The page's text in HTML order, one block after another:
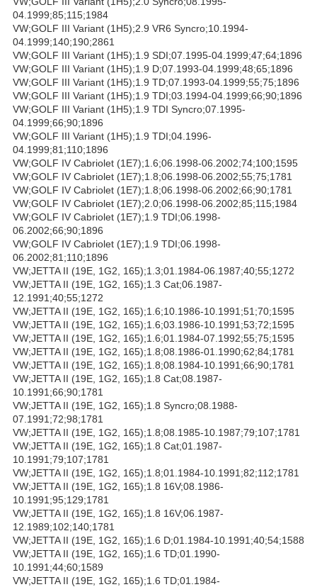
04.1999;85;115;1984
VW;GOLF III Variant (1H5);2.9 VR6 Syncro;10.1994-
04.1999;140;190;2861
VW;GOLF III Variant (1H5);1.9 SDI;07.1995-04.1999;47;64;1896
VW;GOLF III Variant (1H5);1.9 D;07.1993-04.1999;48;65;1896
VW;GOLF III Variant (1H5);1.9 TD;07.1993-04.1999;55;75;1896
VW;GOLF III Variant (1H5);1.9 TDI;03.1994-04.1999;66;90;1896
VW;GOLF III Variant (1H5);1.9 TDI Syncro;07.1995-
04.1999;66;90;1896
VW;GOLF III Variant (1H5);1.9 TDI;04.1996-
04.1999;81;110;1896
VW;GOLF IV Cabriolet (1E7);1.6;06.1998-06.2002;74;100;1595
VW;GOLF IV Cabriolet (1E7);1.8;06.1998-06.2002;55;75;1781
VW;GOLF IV Cabriolet (1E7);1.8;06.1998-06.2002;66;90;1781
VW;GOLF IV Cabriolet (1E7);2.0;06.1998-06.2002;85;115;1984
VW;GOLF IV Cabriolet (1E7);1.9 TDI;06.1998-
06.2002;66;90;1896
VW;GOLF IV Cabriolet (1E7);1.9 TDI;06.1998-
06.2002;81;110;1896
VW;JETTA II (19E, 1G2, 165);1.3;01.1984-06.1987;40;55;1272
VW;JETTA II (19E, 1G2, 165);1.3 Cat;06.1987-
12.1991;40;55;1272
VW;JETTA II (19E, 1G2, 165);1.6;10.1986-10.1991;51;70;1595
VW;JETTA II (19E, 1G2, 165);1.6;03.1986-10.1991;53;72;1595
VW;JETTA II (19E, 1G2, 165);1.6;01.1984-07.1992;55;75;1595
VW;JETTA II (19E, 1G2, 165);1.8;08.1986-01.1990;62;84;1781
VW;JETTA II (19E, 1G2, 165);1.8;08.1984-10.1991;66;90;1781
VW;JETTA II (19E, 1G2, 165);1.8 Cat;08.1987-
10.1991;66;90;1781
VW;JETTA II (19E, 1G2, 165);1.8 Syncro;08.1988-
07.1991;72;98;1781
VW;JETTA II (19E, 1G2, 165);1.8;08.1985-10.1987;79;107;1781
VW;JETTA II (19E, 1G2, 165);1.8 Cat;01.1987-
10.1991;79;107;1781
VW;JETTA II (19E, 1G2, 165);1.8;01.1984-10.1991;82;112;1781
VW;JETTA II (19E, 1G2, 165);1.8 16V;08.1986-
10.1991;95;129;1781
VW;JETTA II (19E, 1G2, 165);1.8 16V;06.1987-
12.1989;102;140;1781
VW;JETTA II (19E, 1G2, 165);1.6 D;01.1984-10.1991;40;54;1588
VW;JETTA II (19E, 1G2, 165);1.6 TD;01.1990-
10.1991;44;60;1589
VW;JETTA II (19E, 1G2, 165);1.6 TD;01.1984-